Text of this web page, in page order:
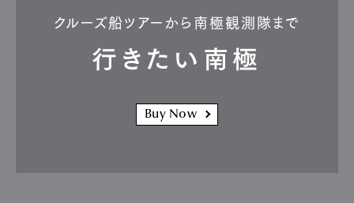
クルーズ船ツアーから南極観測隊まで
行きたい南極
Buy Now